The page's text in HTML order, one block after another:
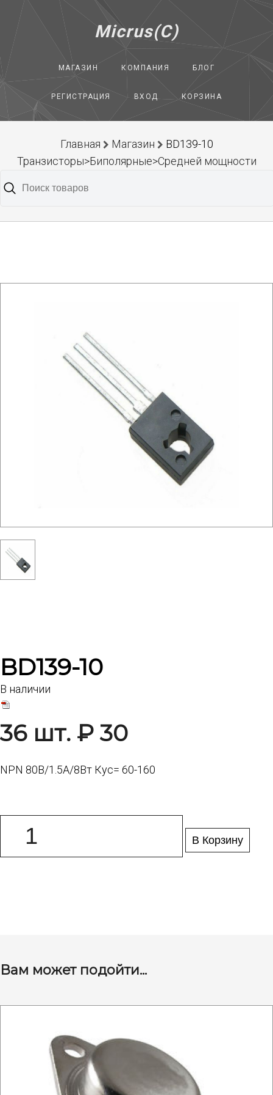
Micrus(C)
МАГАЗИН КОМПАНИЯ БЛОГ
РЕГИСТРАЦИЯ ВХОД КОРЗИНА
Главная Магазин
BD139-10
Транзисторы>Биполярные>Средней мощности
BD139-10
В наличии
36 шт. ₽ 30
NPN 80В/1.5А/8Вт Кус= 60-160
В Корзину
Вам может подойти...